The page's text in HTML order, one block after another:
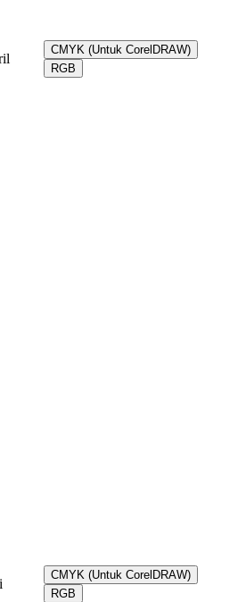
CMYK (Untuk CorelDRAW)
RGB
CMYK (Untuk CorelDRAW)
RGB